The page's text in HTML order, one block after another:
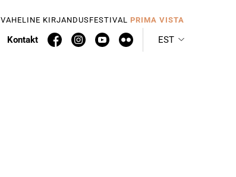
KIRJANDUSFESTIVAL PRIMA VISTA
Kontakt EST